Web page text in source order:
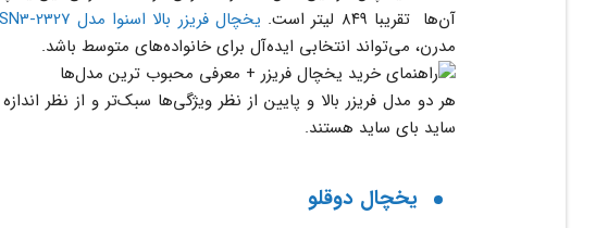
آن‌ها تقریبا ۸۴۹ لیتر است.
یخچال فریزر بالا اسنوا مدل SN3-2327
مدرن، می‌تواند انتخابی ایده‌آل برای خانواده‌های متوسط باشد.
هر دو مدل فریزر بالا و پایین از نظر ویژگی‌ها سبک‌تر و از نظر
ساید بای ساید هستند.
یخچال دوقلو